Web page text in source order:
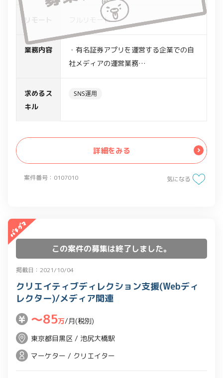
案件番号：0107010
リモート フルリモート
業務内容
・有名証券アプリを運営する企業での自
社メディアの運営業務
・制作ディレクション
求めるス
キル
SNS運用
詳細をみる
気になる
この案件の募集は終了しました。
掲載日：2021/10/04
クリエイティブディレクション支援(Webディ
レクター)/メディア関連
〜85万/月(税別)
東京都目黒区 / 池尻大橋駅
マーケター / クリエイター